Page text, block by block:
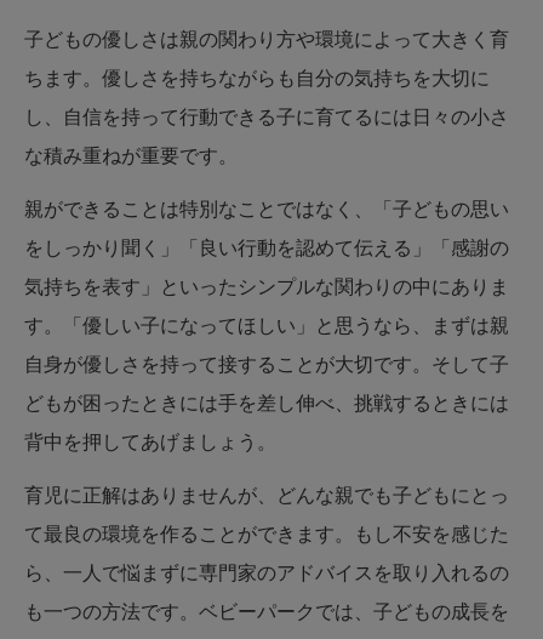
子どもの優しさは親の関わり方や環境によって大きく育
ちます。優しさを持ちながらも自分の気持ちを大切に
し、自信を持って行動できる子に育てるには日々の小さ
な積み重ねが重要です。
親ができることは特別なことではなく、「子どもの思い
をしっかり聞く」「良い行動を認めて伝える」「感謝の
気持ちを表す」といったシンプルな関わりの中にありま
す。「優しい子になってほしい」と思うなら、まずは親
自身が優しさを持って接することが大切です。そして子
どもが困ったときには手を差し伸べ、挑戦するときには
背中を押してあげましょう。
育児に正解はありませんが、どんな親でも子どもにとっ
て最良の環境を作ることができます。もし不安を感じた
ら、一人で悩まずに専門家のアドバイスを取り入れるの
も一つの方法です。ベビーパークでは、子どもの成長を